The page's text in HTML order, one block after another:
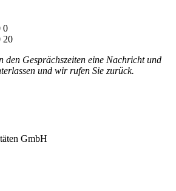
0
20
den Gesprächszeiten eine Nachricht und
und wir rufen Sie zurück.
GmbH